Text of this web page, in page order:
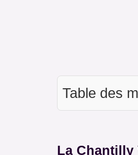
Table des
La Chantilly